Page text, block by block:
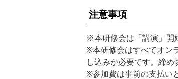
注意事項
※本研修会は「講演」開
※本研修会はすべてオン
し込みが必要です。締め
※参加費は事前の支払い